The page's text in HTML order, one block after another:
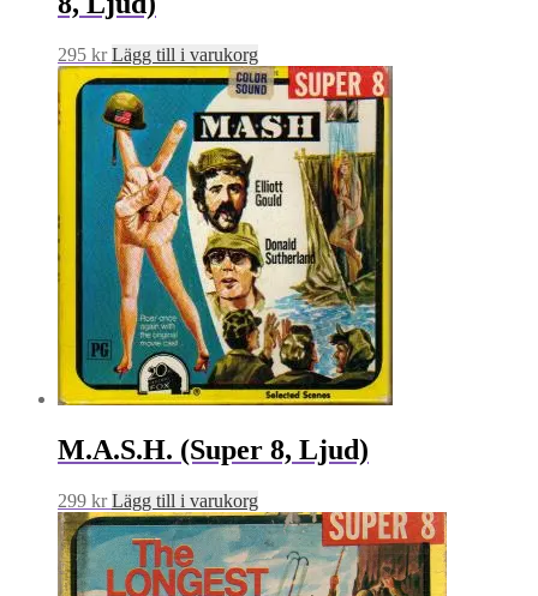
295 kr Lägg till i varukorg
M.A.S.H. (Super 8, Ljud)
299 kr Lägg till i varukorg